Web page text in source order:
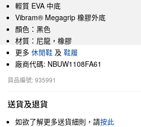
輕質 EVA 中底
Vibram® Megagrip 橡膠外底
顏色：黑色
材質：尼龍，橡膠
更多 休閒鞋 及 鞋履
廠商代碼: NBUW1108FA61
貨品編號: 935991
送貨及退貨
如欲了解更多送貨細則，請按此